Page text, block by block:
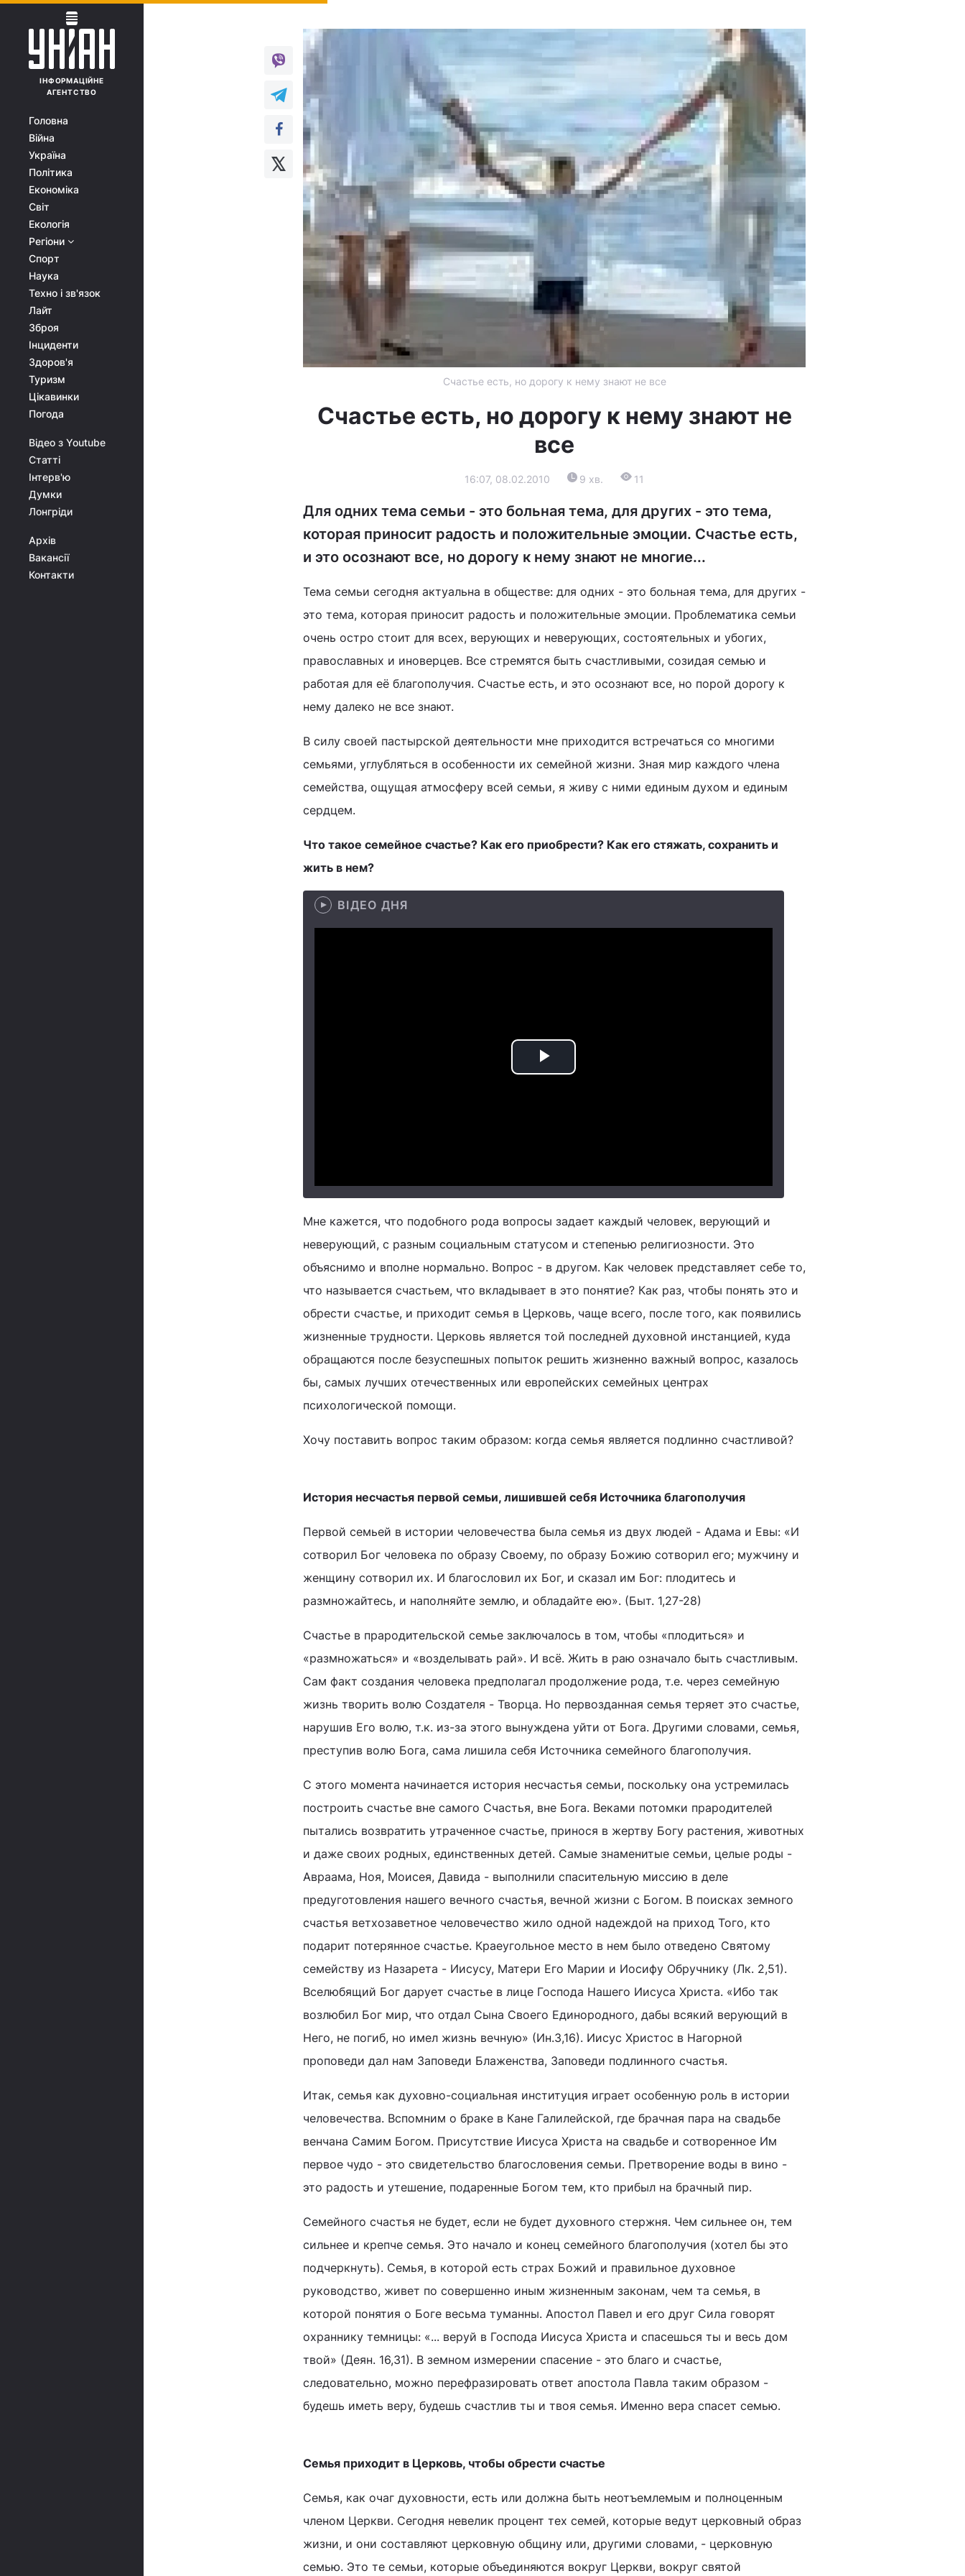
ІНФОРМАЦІЙНЕ
АГЕНТСТВО
Головна
Війна
Україна
Політика
Економіка
Світ
Екологія
Регіони
Спорт
Наука
Техно і зв'язок
Лайт
Зброя
Інциденти
Здоров'я
Туризм
Цікавинки
Погода
Відео з Youtube
Статті
Інтерв'ю
Думки
Лонгріди
Архів
Вакансії
Контакти
Счастье есть, но дорогу к нему знают не все
Счастье есть, но дорогу к нему знают не
все
16:07, 08.02.2010 9 хв. 11
Для одних тема семьи - это больная тема, для других - это тема,
которая приносит радость и положительные эмоции. Счастье есть,
и это осознают все, но дорогу к нему знают не многие...
Тема семьи сегодня актуальна в обществе: для одних - это больная тема, для других -
это тема, которая приносит радость и положительные эмоции. Проблематика семьи
очень остро стоит для всех, верующих и неверующих, состоятельных и убогих,
православных и иноверцев. Все стремятся быть счастливыми, созидая семью и
работая для её благополучия. Счастье есть, и это осознают все, но порой дорогу к
нему далеко не все знают.
В силу своей пастырской деятельности мне приходится встречаться со многими
семьями, углубляться в особенности их семейной жизни. Зная мир каждого члена
семейства, ощущая атмосферу всей семьи, я живу с ними единым духом и единым
сердцем.
Что такое семейное счастье? Как его приобрести? Как его стяжать, сохранить и
жить в нем?
ВІДЕО ДНЯ
Play
Мне кажется, что подобного рода вопросы задает каждый человек, верующий и
неверующий, с разным социальным статусом и степенью религиозности. Это
объяснимо и вполне нормально. Вопрос - в другом. Как человек представляет себе то,
что называется счастьем, что вкладывает в это понятие? Как раз, чтобы понять это и
обрести счастье, и приходит семья в Церковь, чаще всего, после того, как появились
жизненные трудности. Церковь является той последней духовной инстанцией, куда
обращаются после безуспешных попыток решить жизненно важный вопрос, казалось
бы, самых лучших отечественных или европейских семейных центрах
психологической помощи.
Хочу поставить вопрос таким образом: когда семья является подлинно счастливой?
История несчастья первой семьи, лишившей себя Источника благополучия
Первой семьей в истории человечества была семья из двух людей - Адама и Евы: «И
сотворил Бог человека по образу Своему, по образу Божию сотворил его; мужчину и
женщину сотворил их. И благословил их Бог, и сказал им Бог: плодитесь и
размножайтесь, и наполняйте землю, и обладайте ею». (Быт. 1,27-28)
Счастье в прародительской семье заключалось в том, чтобы «плодиться» и
«размножаться» и «возделывать рай». И всё. Жить в раю означало быть счастливым.
Сам факт создания человека предполагал продолжение рода, т.е. через семейную
жизнь творить волю Создателя - Творца. Но первозданная семья теряет это счастье,
нарушив Его волю, т.к. из-за этого вынуждена уйти от Бога. Другими словами, семья,
преступив волю Бога, сама лишила себя Источника семейного благополучия.
С этого момента начинается история несчастья семьи, поскольку она устремилась
построить счастье вне самого Счастья, вне Бога. Веками потомки прародителей
пытались возвратить утраченное счастье, принося в жертву Богу растения, животных
и даже своих родных, единственных детей. Самые знаменитые семьи, целые роды -
Авраама, Ноя, Моисея, Давида - выполнили спасительную миссию в деле
предуготовления нашего вечного счастья, вечной жизни с Богом. В поисках земного
счастья ветхозаветное человечество жило одной надеждой на приход Того, кто
подарит потерянное счастье. Краеугольное место в нем было отведено Святому
семейству из Назарета - Иисусу, Матери Его Марии и Иосифу Обручнику (Лк. 2,51).
Вселюбящий Бог дарует счастье в лице Господа Нашего Иисуса Христа. «Ибо так
возлюбил Бог мир, что отдал Сына Своего Единородного, дабы всякий верующий в
Него, не погиб, но имел жизнь вечную» (Ин.3,16). Иисус Христос в Нагорной
проповеди дал нам Заповеди Блаженства, Заповеди подлинного счастья.
Итак, семья как духовно-социальная институция играет особенную роль в истории
человечества. Вспомним о браке в Кане Галилейской, где брачная пара на свадьбе
венчана Самим Богом. Присутствие Иисуса Христа на свадьбе и сотворенное Им
первое чудо - это свидетельство благословения семьи. Претворение воды в вино -
это радость и утешение, подаренные Богом тем, кто прибыл на брачный пир.
Семейного счастья не будет, если не будет духовного стержня. Чем сильнее он, тем
сильнее и крепче семья. Это начало и конец семейного благополучия (хотел бы это
подчеркнуть). Семья, в которой есть страх Божий и правильное духовное
руководство, живет по совершенно иным жизненным законам, чем та семья, в
которой понятия о Боге весьма туманны. Апостол Павел и его друг Сила говорят
охраннику темницы: «... веруй в Господа Иисуса Христа и спасешься ты и весь дом
твой» (Деян. 16,31). В земном измерении спасение - это благо и счастье,
следовательно, можно перефразировать ответ апостола Павла таким образом -
будешь иметь веру, будешь счастлив ты и твоя семья. Именно вера спасет семью.
Семья приходит в Церковь, чтобы обрести счастье
Семья, как очаг духовности, есть или должна быть неотъемлемым и полноценным
членом Церкви. Сегодня невелик процент тех семей, которые ведут церковный образ
жизни, и они составляют церковную общину или, другими словами, - церковную
семью. Это те семьи, которые объединяются вокруг Церкви, вокруг святой